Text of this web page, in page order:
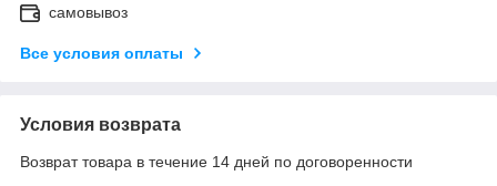
самовывоз
Все условия оплаты
Условия возврата
Возврат товара в течение 14 дней по договоренности